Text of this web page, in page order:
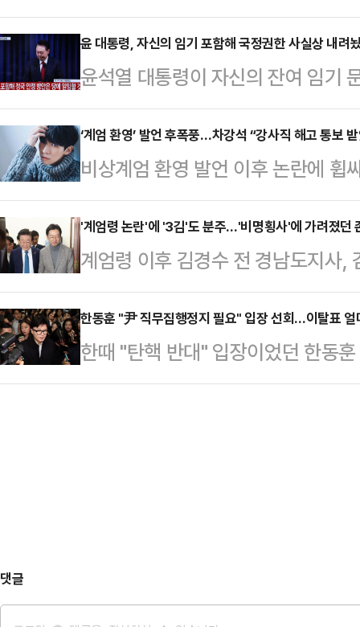
는 아끼면서도, 윤 대통령이 2년 넘
불가능하다는 점을 분명히 했다. '
주당 대표의 '사법 리스크'까지 고
'소프트 랜딩'을 고민하는 것으로
의 대국민담화 직후 국회에서 기자
불가능한 상황이고, 대통령의 조기
과 국민에게 최선의 방…
윤 대통령, 자신의 임기 포함해 국정권한 사실상 내려
윤석열 대통령이 자신의 잔여 임기
겠다는 뜻을 밝혔다. 12·3 비상계
대국민사과를 하면서, 이른바 '제2
히 했다.윤 대통령은 7일 오전 서울
와 관련한 대국민담화를 했다. 윤
이후로 처음이다. 이날 윤 대통령의
됐으며, 따라서 질문과 답변과 이뤄
"이번 비상계…
‘계엄 환영’ 발언 후폭풍…차강석 “강사직 해고 통보
비상계엄 환영 발언 이후 논란에 휩
당했다고 털어놨다.차강석은 지난
던 곳에서 오늘 해고 통보를 받았다
말이 누군가에겐 상처가 될 수 있고
책임을 지고 살아야 할 문제”라고
관해 아픈 기억이 있고 두려움을 느
로 다름을 이해하고 상생·공존하는
대립하…
'계엄령 논란'에 '3김'도 분주…'비명횡사'에 가려졌던
계엄령 이후 김경수 전 경남도지사,
등 범야권의 차기 대권 잠룡으로
바빠지고 있다. 탄핵 시계 속도가
홍역을 앓았던 인물들 사이에서 일
측도 나온다.6일 정치권에 따르면
한동훈 "尹 직무집행정지 필요" 입장 선회…이탈표 얼
한때 "탄핵 반대" 입장이었던 한동
지"로 입장을 선회하면서 여당이
댓글